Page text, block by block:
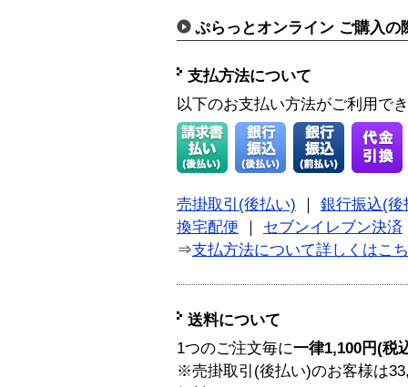
ぷらっとオンライン ご購入の
支払方法について
以下のお支払い方法がご利用で
売掛取引(後払い)
銀行振込(後
換宅配便
セブンイレブン決済
⇒支払方法について詳しくはこ
送料について
1つのご注文毎に一律1,100円(税
※売掛取引(後払い)のお客様は